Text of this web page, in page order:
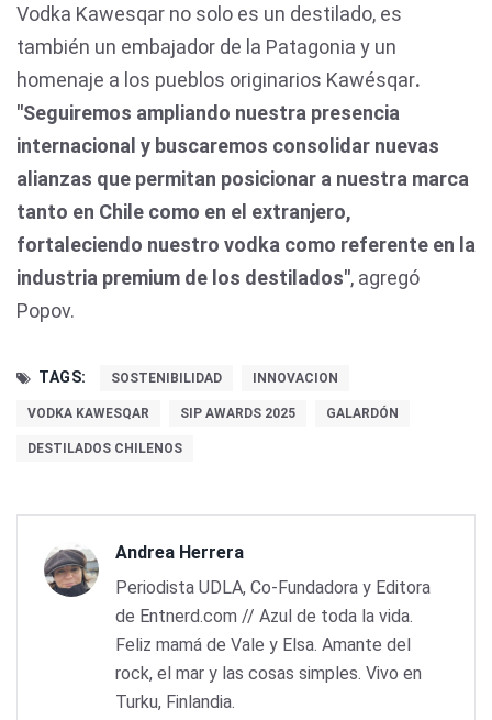
Vodka Kawesqar no solo es un destilado, es
también un embajador de la Patagonia y un
homenaje a los pueblos originarios Kawésqar.
"Seguiremos ampliando nuestra presencia
internacional y buscaremos consolidar nuevas
alianzas que permitan posicionar a nuestra marca
tanto en Chile como en el extranjero,
fortaleciendo nuestro vodka como referente en la
industria premium de los destilados", agregó
Popov.
TAGS: SOSTENIBILIDAD INNOVACION
VODKA KAWESQAR SIP AWARDS 2025 GALARDÓN
DESTILADOS CHILENOS
Andrea Herrera
Periodista UDLA, Co-Fundadora y Editora
de Entnerd.com // Azul de toda la vida.
Feliz mamá de Vale y Elsa. Amante del
rock, el mar y las cosas simples. Vivo en
Turku, Finlandia.